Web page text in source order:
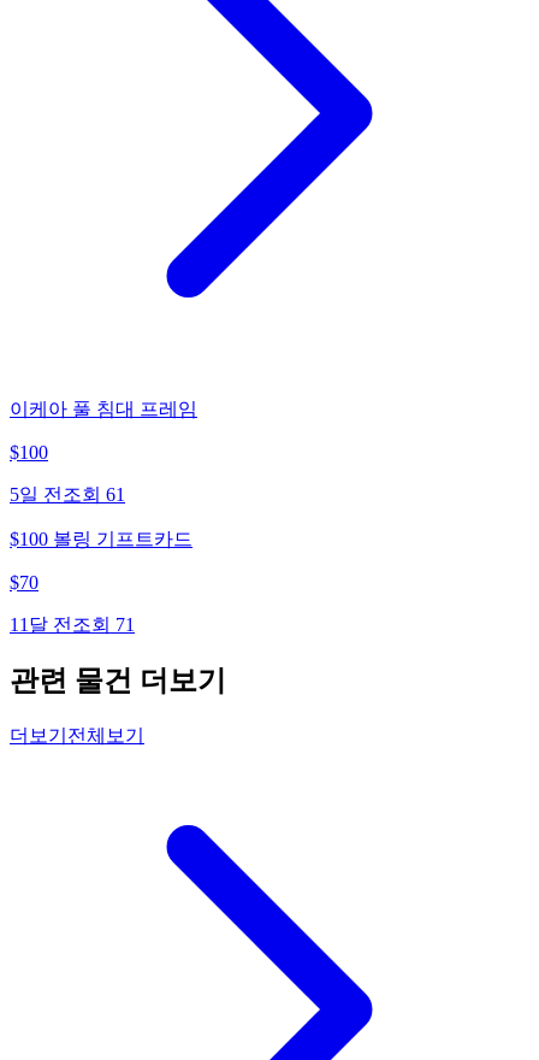
이케아 풀 침대 프레임
$100
5일 전 조회 61
$100 볼링 기프트카드
$70
11달 전 조회 71
관련 물건 더보기
더보기 전체보기